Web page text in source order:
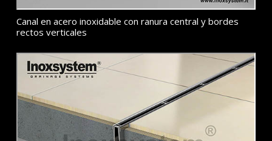
Canal en acero inoxidable con ranura central y bordes
rectos verticales